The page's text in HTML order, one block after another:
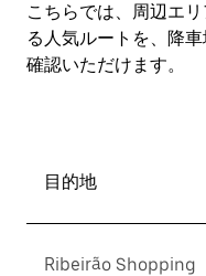
こちらでは、周辺エ
る人気ルートを、降
確認いただけます。
目的地
Ribeirão Shopping